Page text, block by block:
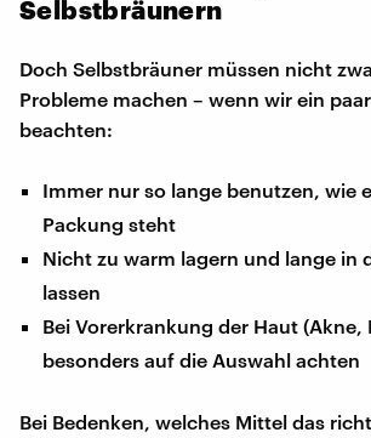
Selbstbräunern
Doch Selbstbräuner müssen nicht
Probleme machen – wenn wir ein
beachten:
Immer nur so lange benutzen, wie
Packung steht
Nicht zu warm lagern und lange in
lassen
Bei Vorerkrankung der Haut (Akne,
besonders auf die Auswahl achten
Bei Bedenken, welches Mittel das